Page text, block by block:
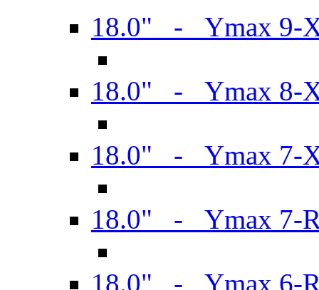
18.0" - Ymax 9-
18.0" - Ymax 8-
18.0" - Ymax 7-
18.0" - Ymax 7-
18.0" - Ymax 6-